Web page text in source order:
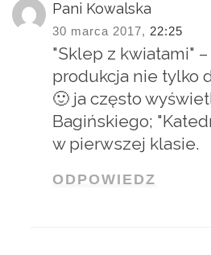
Pani Kowalska
30 marca 2017, 22:25
"Sklep z kwiatami"
produkcja nie tylko
🙂 ja często
Bagińskiego;
w pierwszej klasie.
ODPOWIEDZ